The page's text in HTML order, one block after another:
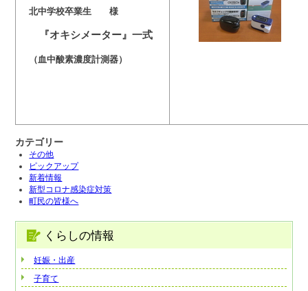
北中学校卒業生 様
『オキシメーター』一式
（血中酸素濃度計測器）
カテゴリー
その他
ピックアップ
新着情報
新型コロナ感染症対策
町民の皆様へ
くらしの情報
妊娠・出産
子育て